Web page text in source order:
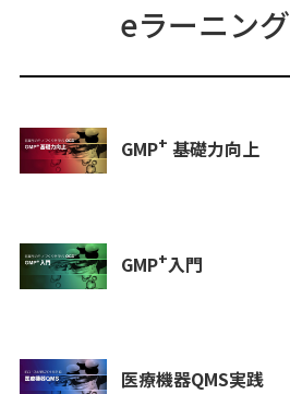
eラーニング
GMP+ 基礎力向上
GMP+入門
医療機器QMS実践